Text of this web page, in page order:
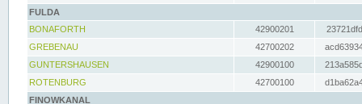
FULDA
BONAFORTH
42900201
GREBENAU
42700202
GUNTERSHAUSEN
42900100
ROTENBURG
42700100
FINOWKANAL